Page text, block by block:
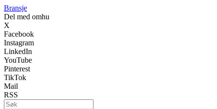
Bransje
Del med omhu
X
Facebook
Instagram
LinkedIn
YouTube
Pinterest
TikTok
Mail
RSS